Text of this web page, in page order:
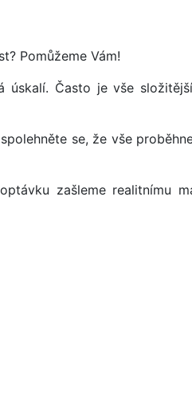
Pomůžeme Vám!
úskalí. Často je vše
se, že vše
zašleme realitnímu